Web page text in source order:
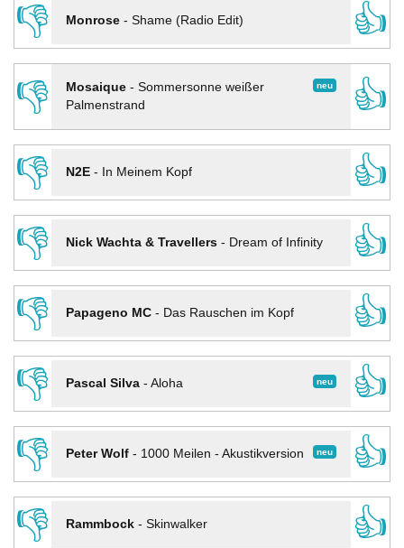
👎
Monrose- Shame (Radio Edit)
👍
👎
neu
Mosaique- Sommersonne weißer
Palmenstrand
👍
👎
N2E- In Meinem Kopf
👍
👎
Nick Wachta & Travellers- Dream of Infinity
👍
👎
Papageno MC- Das Rauschen im Kopf
👍
👎
neu
Pascal Silva- Aloha
👍
👎
neu
Peter Wolf- 1000 Meilen - Akustikversion
👍
👎
Rammbock- Skinwalker
👍